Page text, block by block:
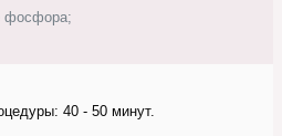
фосфора;
40 - 50 минут.